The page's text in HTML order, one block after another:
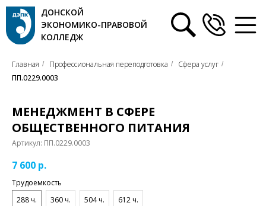
ДОНСКОЙ
ЭКОНОМИКО-ПРАВОВОЙ
КОЛЛЕДЖ
Главная / Профессиональная переподготовка / Сфера услуг /
ПП.0229.0003
МЕНЕДЖМЕНТ В СФЕРЕ
ОБЩЕСТВЕННОГО ПИТАНИЯ
Артикул: ПП.0229.0003
7 600 р.
Трудоемкость
288 ч.
360 ч. 504 ч. 612 ч.